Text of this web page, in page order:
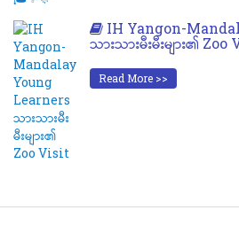
IH Yangon-
သားသားမီးမီးများ၏ Zoo
Read More >>